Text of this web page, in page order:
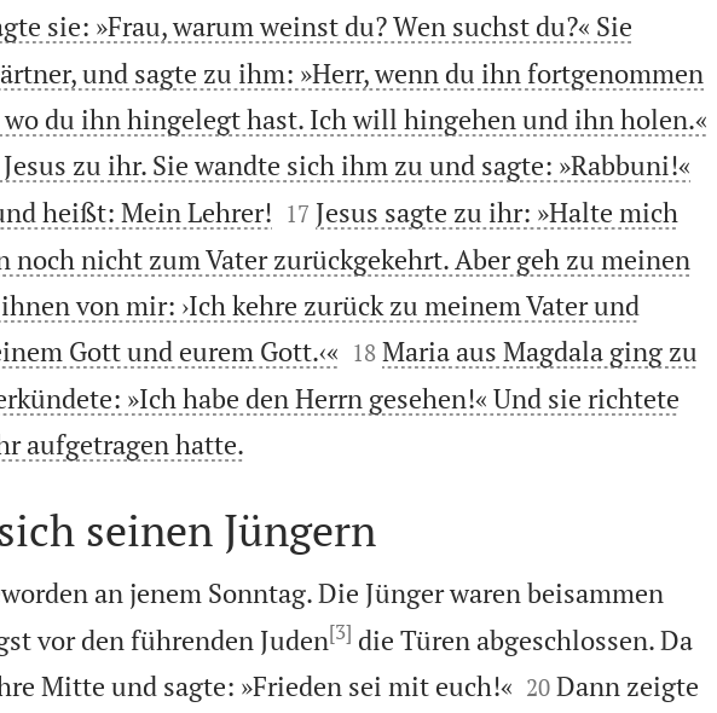
sie: »Frau, warum weinst du? Wen suchst du?« Sie
und sagte zu ihm: »Herr, wenn du ihn fortgenommen
wo du ihn hingelegt hast. Ich will hingehen und ihn holen.«
zu ihr. Sie wandte sich ihm zu und sagte: »Rabbuni!«
heißt: Mein Lehrer!
17 Jesus sagte zu ihr: »Halte mich
noch nicht zum Vater zurückgekehrt. Aber geh zu meinen
von mir: ›Ich kehre zurück zu meinem Vater und
Gott und eurem Gott.‹«
18 Maria aus Magdala ging zu
»Ich habe den Herrn gesehen!« Und sie richtete
aufgetragen hatte.
seinen Jüngern
an jenem Sonntag. Die Jünger waren beisammen
vor den führenden Juden[3] die Türen abgeschlossen. Da
Mitte und sagte: »Frieden sei mit euch!«
20 Dann zeigte